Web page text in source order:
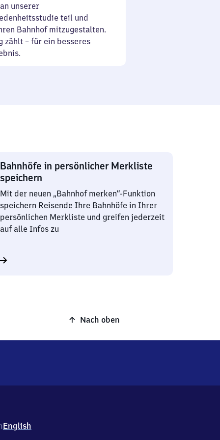
unserer
teil und
Bahnhof mitzugestalten.
zählt – für ein besseres
Bahnhöfe in persönlicher Merkliste
speichern
Mit der neuen „Bahnhof merken“-Funktion
speichern Reisende Ihre Bahnhöfe in Ihrer
persönlichen Merkliste und greifen jederzeit
auf alle Infos zu
Nach oben
English